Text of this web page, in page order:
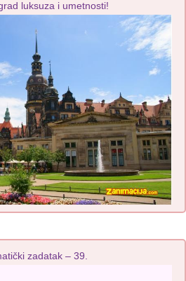
luksuza i umetnosti!
zadatak – 39.